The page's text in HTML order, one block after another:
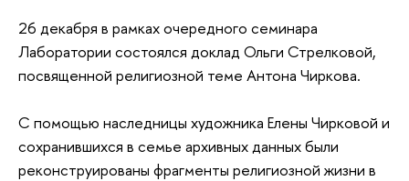
26 декабря в рамках очередного семинара
Лаборатории состоялся доклад Ольги Стрелковой,
посвященной религиозной теме Антона Чиркова.
С помощью наследницы художника Елены Чирковой и
сохранившихся в семье архивных данных были
реконструированы фрагменты религиозной жизни в